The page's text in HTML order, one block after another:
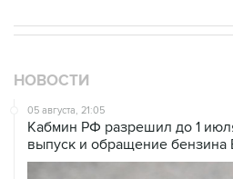
НОВОСТИ
05 августа, 21:05
Кабмин РФ разрешил до 1
выпуск и обращение бензина